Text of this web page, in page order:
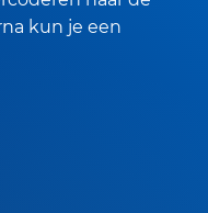
kun je een